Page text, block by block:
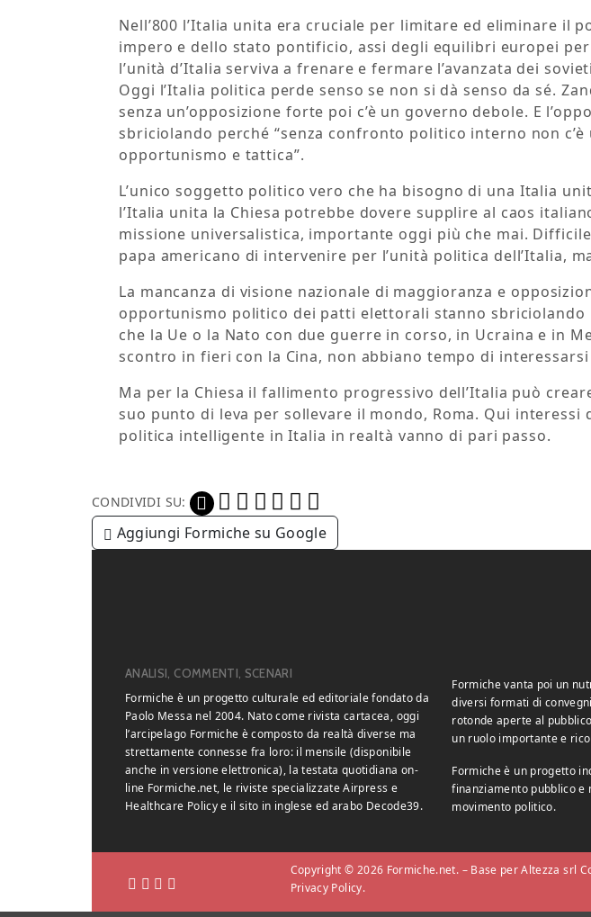
Nell’800 l’Italia unita era cruciale per limitare ed eliminare il
impero e dello stato pontificio, assi degli equilibri europei per
l’unità d’Italia serviva a frenare e fermare l’avanzata dei
Oggi l’Italia politica perde senso se non si dà senso da sé.
senza un’opposizione forte poi c’è un governo debole. E
sbriciolando perché “senza confronto politico interno non c’è
opportunismo e tattica”.
L’unico soggetto politico vero che ha bisogno di una Italia
l’Italia unita la Chiesa potrebbe dovere supplire al caos
missione universalistica, importante oggi più che mai.
papa americano di intervenire per l’unità politica dell’Italia,
La mancanza di visione nazionale di maggioranza e
opportunismo politico dei patti elettorali stanno sbriciolando
che la Ue o la Nato con due guerre in corso, in Ucraina e in
scontro in fieri con la Cina, non abbiano tempo di interessarsi
Ma per la Chiesa il fallimento progressivo dell’Italia può
suo punto di leva per sollevare il mondo, Roma. Qui interessi
politica intelligente in Italia in realtà vanno di pari passo.
CONDIVIDI SU:
Aggiungi Formiche su Google
ANALISI, COMMENTI, SCENARI
Formiche è un progetto culturale ed editoriale fondato da
Paolo Messa nel 2004. Nato come rivista cartacea, oggi
l’arcipelago Formiche è composto da realtà diverse ma
strettamente connesse fra loro: il mensile (disponibile
anche in versione elettronica), la testata quotidiana on-
line Formiche.net, le riviste specializzate Airpress e
Healthcare Policy e il sito in inglese ed arabo Decode39.
Formiche vanta poi un
diversi formati di
rotonde aperte al
un ruolo importante e
Formiche è un progetto
finanziamento pubblico e
movimento politico.
Copyright © 2026 Formiche.net. – Base per Altezza srl
Privacy Policy.